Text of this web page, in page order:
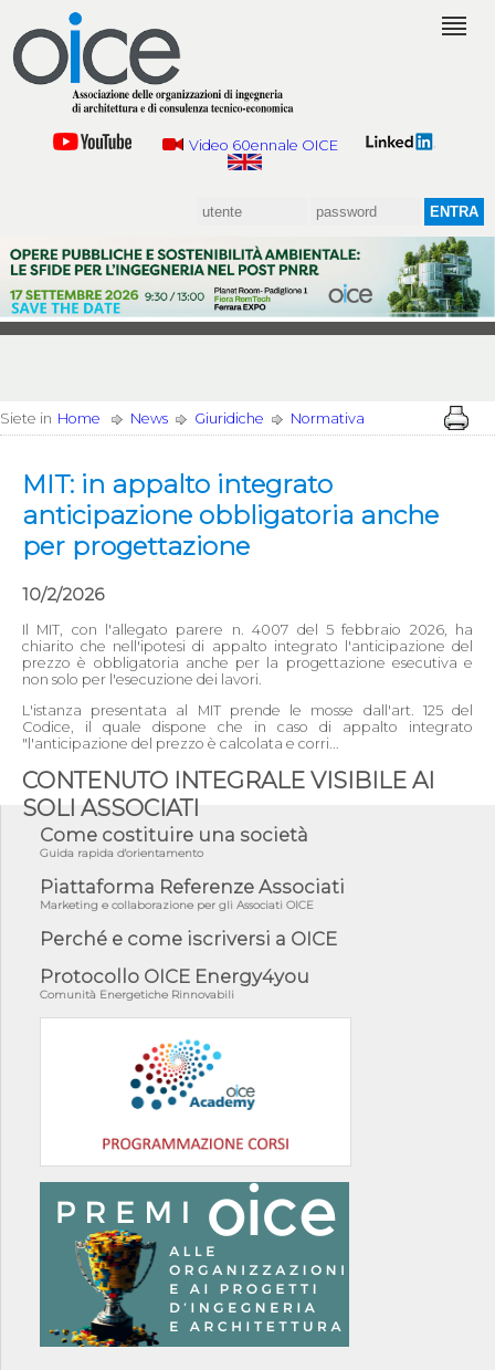
Video 60ennale OICE
Siete in Home News Giuridiche Normativa
MIT: in appalto integrato
anticipazione obbligatoria anche
per progettazione
10/2/2026
Il MIT, con l'allegato parere n. 4007 del 5 febbraio 2026, ha
chiarito che nell'ipotesi di appalto integrato l'anticipazione del
prezzo è obbligatoria anche per la progettazione esecutiva e
non solo per l'esecuzione dei lavori.
L'istanza presentata al MIT prende le mosse dall'art. 125 del
Codice, il quale dispone che in caso di appalto integrato
"l'anticipazione del prezzo è calcolata e corri...
CONTENUTO INTEGRALE VISIBILE AI
SOLI ASSOCIATI
Come costituire una società
Guida rapida d'orientamento
Piattaforma Referenze Associati
Marketing e collaborazione per gli Associati OICE
Perché e come iscriversi a OICE
Protocollo OICE Energy4you
Comunità Energetiche Rinnovabili